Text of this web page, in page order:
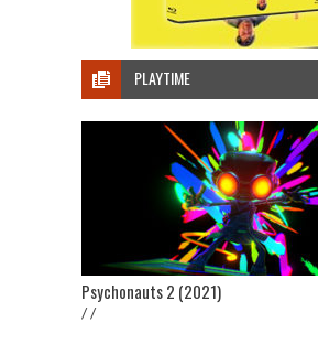
PLAYTIME
Psychonauts 2 (2021)
/ /